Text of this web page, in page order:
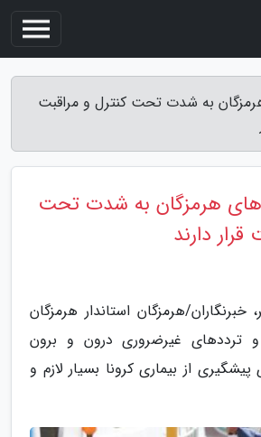
به شدت تحت کنترل و مراقبت
هرمزگان به شدت تحت
دارند
هرمزگان استاندار هرمزگان
ترددهای غیرضروری درون و برون
پیشگیری از بیماری کرونا بسیار لازم و